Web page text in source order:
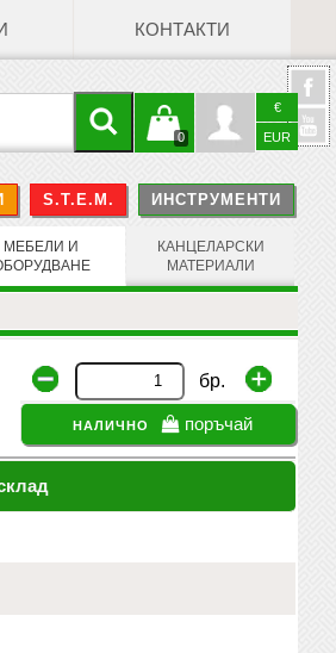
КОНТАКТИ
€
EUR
Профил
0
Кошницата
е празна
S.T.E.M. ИНСТРУМЕНТИ
МЕБЕЛИ И
КАНЦЕЛАРСКИ
МАТЕРИАЛИ
бр.
налично поръчай